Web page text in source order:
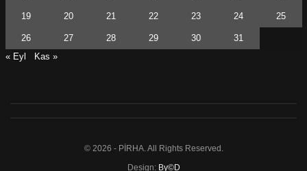
19 20 21 22 23 24 25
26 27 28 29 30
31
« Eyl
Kas »
© 2026 - PİRHA. All Rights Reserved.
Design: By©D